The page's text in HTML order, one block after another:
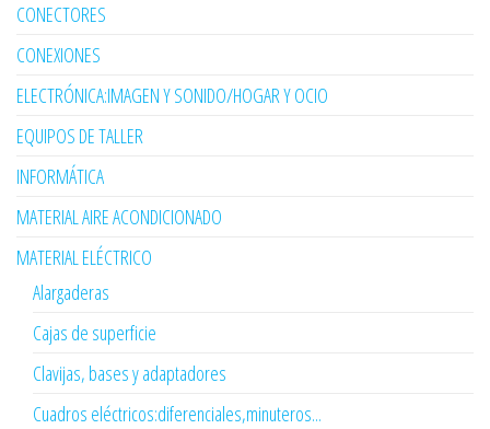
CONECTORES
CONEXIONES
ELECTRÓNICA:IMAGEN Y SONIDO/HOGAR Y OCIO
EQUIPOS DE TALLER
INFORMÁTICA
MATERIAL AIRE ACONDICIONADO
MATERIAL ELÉCTRICO
Alargaderas
Cajas de superficie
Clavijas, bases y adaptadores
Cuadros eléctricos:diferenciales,minuteros...